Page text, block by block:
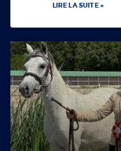
LIRE LA SUITE »